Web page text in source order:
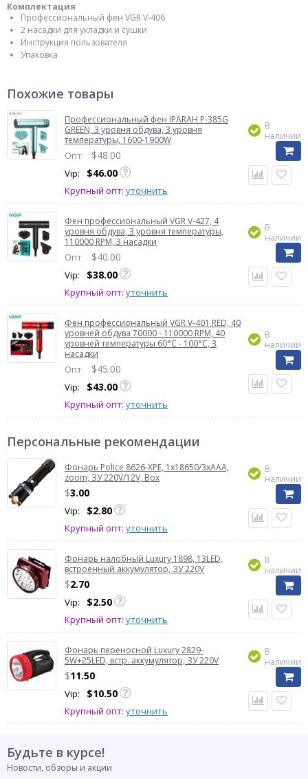
Комплектация
Профессиональный фен VGR V-406
2 насадки для укладки и сушки
Инструкция пользователя
Упаковка
Похожие товары
Профессиональный фен IPARAH P-385G
GREEN, 3 уровня обдува, 3 уровня
температуры, 1600-1900W
Опт $48.00
Vip: $46.00
Крупный опт: уточнить
В
наличии
Фен профессиональный VGR V-427, 4
уровня обдува, 3 уровня температуры,
110000 RPM, 3 насадки
Опт $40.00
Vip: $38.00
Крупный опт: уточнить
В
наличии
Фен профессиональный VGR V-401 RED, 40
уровней обдува 70000 - 110000 RPM, 40
уровней температуры 60°C - 100°C, 3
насадки
Опт $45.00
Vip: $43.00
Крупный опт: уточнить
В
наличии
Персональные рекомендации
Фонарь Police 8626-XPE, 1х18650/3xAAA,
zoom, ЗУ 220V/12V, Box
$3.00
Vip: $2.80
Крупный опт: уточнить
В
наличии
Фонарь налобный Luxury 1898, 13LED,
встроенный аккумулятор, ЗУ 220V
$2.70
Vip: $2.50
Крупный опт: уточнить
В
наличии
Фонарь переносной Luxury 2829-
5W+25LED, встр. аккумулятор, ЗУ 220V
$11.50
Vip: $10.50
Крупный опт: уточнить
В
наличии
Будьте в курсе!
Новости, обзоры и акции